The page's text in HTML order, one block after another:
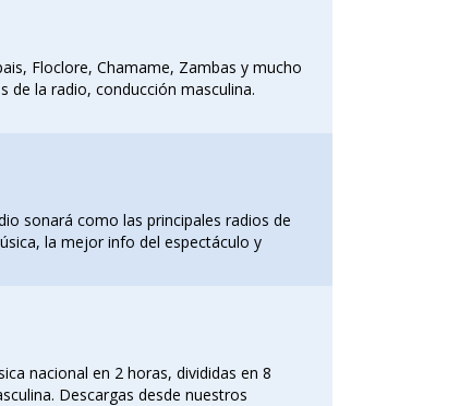
Floclore, Chamame, Zambas y mucho
de la radio, conducción masculina.
sonará como las principales radios de
la mejor info del espectáculo y
nacional en 2 horas, divididas en 8
Descargas desde nuestros